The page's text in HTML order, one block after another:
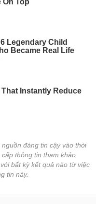
đáng tin cậy vào thời
thông tin tham khảo.
bất kỳ kết quả nào từ việc
tin này.